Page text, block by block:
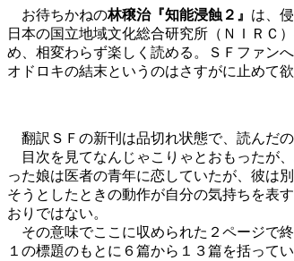
お待ちかねの林穣治『知能浸蝕２』 は、
日本の国立地域文化総合研究所（ＮＩＲＣ
め、相変わらず楽しく読める。ＳＦファン
オドロキの結末というのはさすがに止めて
翻訳ＳＦの新刊は品切れ状態で、読んだ
目次を見てなんじゃこりゃとおもったが
った娘は医者の青年に恋していたが、彼は
そうとしたときの動作が自分の気持ちを表
おりではない。
その意味でここに収められた２ページで
１の標題のもとに６篇から１３篇を括って